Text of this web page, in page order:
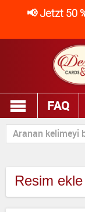
📢 Jetzt 50
FAQ
Resim